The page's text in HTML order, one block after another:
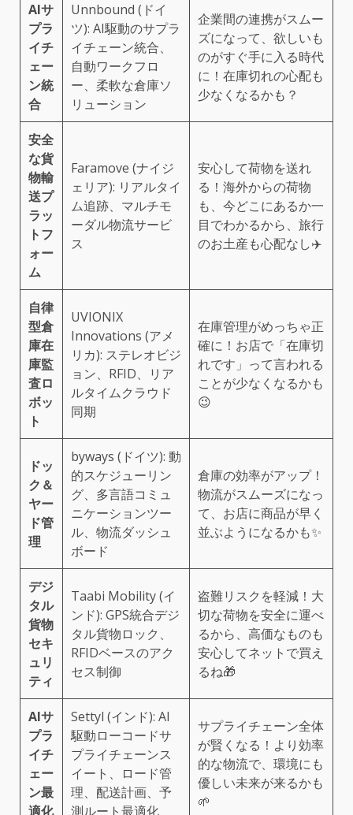
AIサ
プラ
イチ
ェー
ン統
合
Unnbound (ドイ
ツ): AI駆動のサプラ
イチェーン統合、
自動ワークフロ
ー、柔軟な倉庫ソ
リューション
企業間の連携がスムー
ズになって、欲しいも
のがすぐ手に入る時代
に！在庫切れの心配も
少なくなるかも？
安全
な貨
物輸
送プ
ラッ
トフ
ォー
ム
Faramove (ナイジ
ェリア): リアルタイ
ム追跡、マルチモ
ーダル物流サービ
ス
安心して荷物を送れ
る！海外からの荷物
も、今どこにあるか一
目でわかるから、旅行
のお土産も心配なし✈️
自律
型倉
庫在
庫監
査ロ
ボッ
ト
UVIONIX
Innovations (アメ
リカ): ステレオビジ
ョン、RFID、リア
ルタイムクラウド
同期
在庫管理がめっちゃ正
確に！お店で「在庫切
れです」って言われる
ことが少なくなるかも
😉
ドッ
ク＆
ヤー
ド管
理
byways (ドイツ): 動
的スケジューリン
グ、多言語コミュ
ニケーションツー
ル、物流ダッシュ
ボード
倉庫の効率がアップ！
物流がスムーズになっ
て、お店に商品が早く
並ぶようになるかも✨
デジ
タル
貨物
セキ
ュリ
ティ
Taabi Mobility (イ
ンド): GPS統合デジ
タル貨物ロック、
RFIDベースのアク
セス制御
盗難リスクを軽減！大
切な荷物を安全に運べ
るから、高価なものも
安心してネットで買え
るね🎁
AIサ
プラ
イチ
ェー
ン最
適化
Settyl (インド): AI
駆動ローコードサ
プライチェーンス
イート、ロード管
理、配送計画、予
測ルート最適化
サプライチェーン全体
が賢くなる！より効率
的な物流で、環境にも
優しい未来が来るかも
🌱